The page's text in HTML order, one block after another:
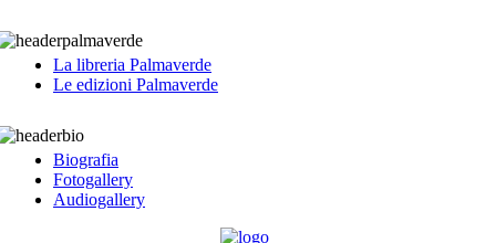
La libreria Palmaverde
Le edizioni Palmaverde
Biografia
Fotogallery
Audiogallery